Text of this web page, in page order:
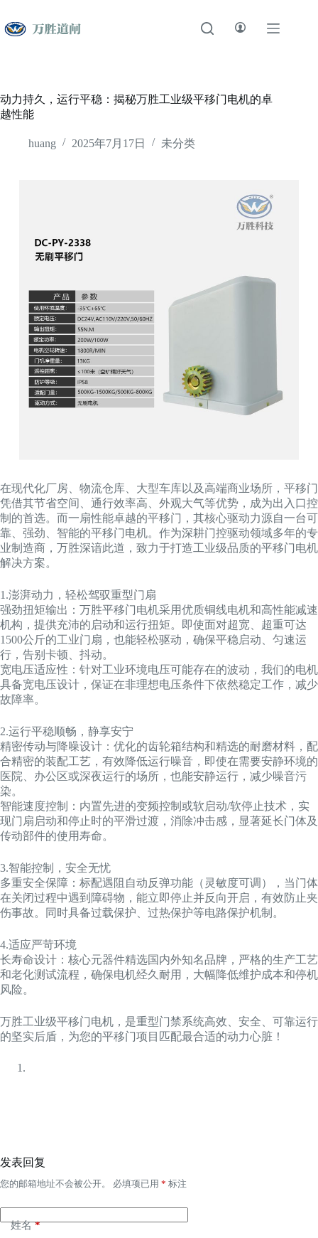
至
内
动力持久，运行平稳：揭秘万胜工业级平移门电机的卓
越性能
huang 2025年7月17日 未分类
在现代化厂房、物流仓库、大型车库以及高端商业场所，平移门
凭借其节省空间、通行效率高、外观大气等优势，成为出入口控
制的首选。而一扇性能卓越的平移门，其核心驱动力源自一台可
靠、强劲、智能的平移门电机。作为深耕门控驱动领域多年的专
业制造商，万胜深谙此道，致力于打造工业级品质的平移门电机
解决方案。
1.澎湃动力，轻松驾驭重型门扇
强劲扭矩输出：万胜平移门电机采用优质铜线电机和高性能减速
机构，提供充沛的启动和运行扭矩。即使面对超宽、超重可达
1500公斤的工业门扇，也能轻松驱动，确保平稳启动、匀速运
行，告别卡顿、抖动。
宽电压适应性：针对工业环境电压可能存在的波动，我们的电机
具备宽电压设计，保证在非理想电压条件下依然稳定工作，减少
故障率。
2.运行平稳顺畅，静享安宁
精密传动与降噪设计：优化的齿轮箱结构和精选的耐磨材料，配
合精密的装配工艺，有效降低运行噪音，即使在需要安静环境的
医院、办公区或深夜运行的场所，也能安静运行，减少噪音污
染。
智能速度控制：内置先进的变频控制或软启动/软停止技术，实
现门扇启动和停止时的平滑过渡，消除冲击感，显著延长门体及
传动部件的使用寿命。
3.智能控制，安全无忧
多重安全保障：标配遇阻自动反弹功能（灵敏度可调），当门体
在关闭过程中遇到障碍物，能立即停止并反向开启，有效防止夹
伤事故。同时具备过载保护、过热保护等电路保护机制。
4.适应严苛环境
长寿命设计：核心元器件精选国内外知名品牌，严格的生产工艺
和老化测试流程，确保电机经久耐用，大幅降低维护成本和停机
风险。
万胜工业级平移门电机，是重型门禁系统高效、安全、可靠运行
的坚实后盾，为您的平移门项目匹配最合适的动力心脏！
发表回复
您的邮箱地址不会被公开。 必填项已用 * 标注
姓名*